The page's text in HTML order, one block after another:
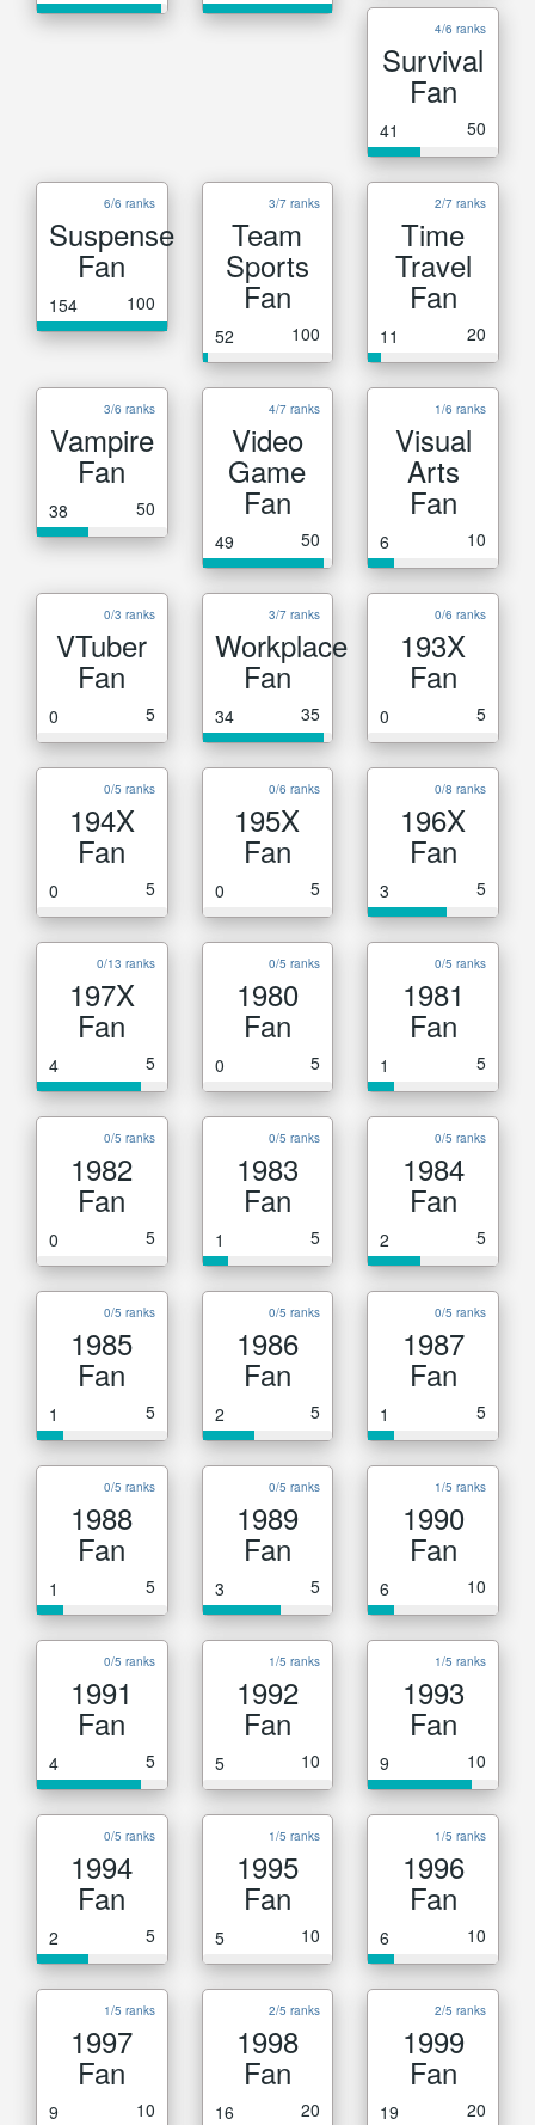
4/6 ranks
Survival
Fan
41 50
6/6 ranks
Suspense
Fan
154 100
3/7 ranks
Team
Sports
Fan
52 100
2/7 ranks
Time
Travel
Fan
11 20
3/6 ranks
Vampire
Fan
38 50
4/7 ranks
Video
Game
Fan
49 50
1/6 ranks
Visual
Arts
Fan
6 10
0/3 ranks
VTuber
Fan
0 5
3/7 ranks
Workplace
Fan
34 35
0/6 ranks
193X
Fan
0 5
0/5 ranks
194X
Fan
0 5
0/6 ranks
195X
Fan
0 5
0/8 ranks
196X
Fan
3 5
0/13 ranks
197X
Fan
4 5
0/5 ranks
1980
Fan
0 5
0/5 ranks
1981
Fan
1 5
0/5 ranks
1982
Fan
0 5
0/5 ranks
1983
Fan
1 5
0/5 ranks
1984
Fan
2 5
0/5 ranks
1985
Fan
1 5
0/5 ranks
1986
Fan
2 5
0/5 ranks
1987
Fan
1 5
0/5 ranks
1988
Fan
1 5
0/5 ranks
1989
Fan
3 5
1/5 ranks
1990
Fan
6 10
0/5 ranks
1991
Fan
4 5
1/5 ranks
1992
Fan
5 10
1/5 ranks
1993
Fan
9 10
0/5 ranks
1994
Fan
2 5
1/5 ranks
1995
Fan
5 10
1/5 ranks
1996
Fan
6 10
1/5 ranks
1997
Fan
9 10
2/5 ranks
1998
Fan
16 20
2/5 ranks
1999
Fan
19 20